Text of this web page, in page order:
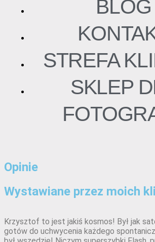
BLOG
STREFA
SKLEP
Opinie
Wystawiane przez moich
Krzysztof to jest jakiś kosmos! Był jak
gotów do uchwycenia każdego